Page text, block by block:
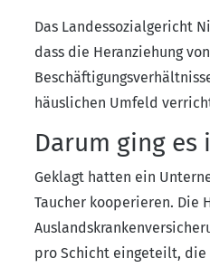
Das Landessozialgericht
dass die Heranziehung
häuslichen Umfeld
Darum ging
Geklagt hatten ein
Taucher kooperieren. Die
pro Schicht eingeteilt, die